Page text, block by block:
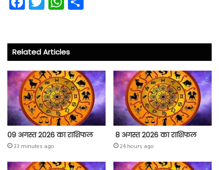
ce
o
ok
wi
er
ha
A
p
p
Related Articles
09 अगस्त 2026 का राशिफल
33 minutes ago
8 अगस्त 2026 का राशिफल
24 hours ago